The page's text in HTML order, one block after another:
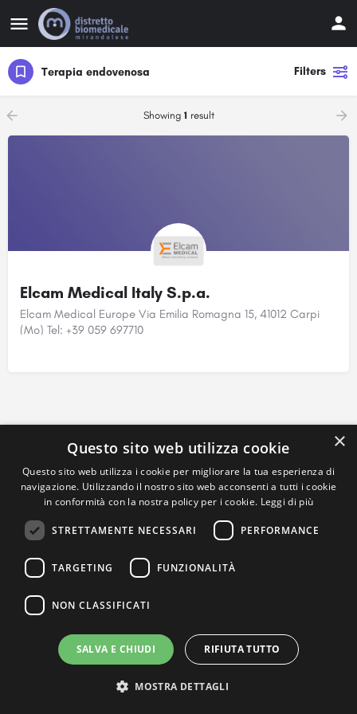
Terapia endovenosa Filters
Showing 1 result
Elcam Medical Italy S.p.a.
Elcam Medical Europe Via Emilia Romagna 15, 41012 Carpi
(Mo) Tel: +39 059 697710
×
Questo sito web utilizza cookie
Questo sito web utilizza i cookie per migliorare la tua esperienza di
navigazione. Utilizzando il nostro sito web acconsenti a tutti i cookie
in conformità con la nostra policy per i cookie. Leggi di più
STRETTAMENTE NECESSARI PERFORMANCE
TARGETING FUNZIONALITÀ
NON CLASSIFICATI
SALVA E CHIUDI RIFIUTA TUTTO
MOSTRA DETTAGLI